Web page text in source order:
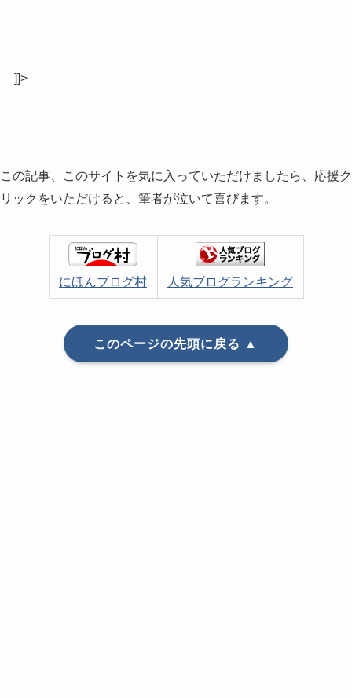
]]>
この記事、このサイトを気に入っていただけましたら、応援ク
リックをいただけると、筆者が泣いて喜びます。
にほんブログ村 人気ブログランキング
このページの先頭に戻る ▲